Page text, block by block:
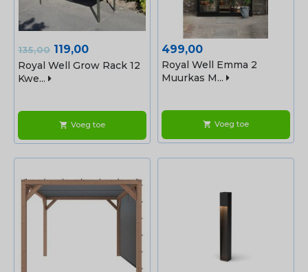
Normale
prijs
135,00 Prijs
119,00
Royal Well Grow Rack 12
Kwe...
shopping_cart Voeg toe
Prijs
499,00
Royal Well Emma 2
Muurkas M...
shopping_cart Voeg toe